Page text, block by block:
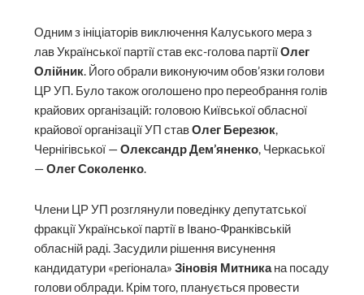
Одним з ініціаторів виключення Калуського мера з
лав Української партії став екс-голова партіїОлег
Олійник. Його обрали виконуючим обов’язки голови
ЦР УП. Було також оголошено про переобрання голів
крайових організацій: головою Київської обласної
крайової організації УП ставОлег Березюк,
Чернігівської —Олександр Дем’яненко, Черкаської
—Олег Соколенко.
Члени ЦР УП розглянули поведінку депутатської
фракції Української партії в Івано-Франківській
обласній раді. Засудили рішення висунення
кандидатури «регіонала»Зіновія Митникана посаду
голови облради. Крім того, планується провести